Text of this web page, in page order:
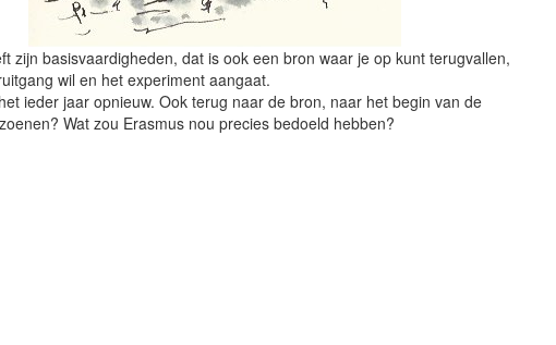
zijn basisvaardigheden, dat is ook een bron waar je op kunt terugvallen,
wil en het experiment aangaat.
ieder jaar opnieuw. Ook terug naar de bron, naar het begin van de
Wat zou Erasmus nou precies bedoeld hebben?